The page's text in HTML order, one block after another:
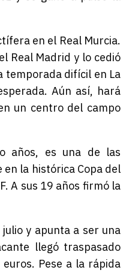
en el Real Murcia.
Real Madrid y lo cedió
temporada difícil en La
Aún así, hará
un centro del campo
años, es una de las
en la histórica Copa del
A sus 19 años firmó la
y apunta a ser una
llegó traspasado
Pese a la rápida